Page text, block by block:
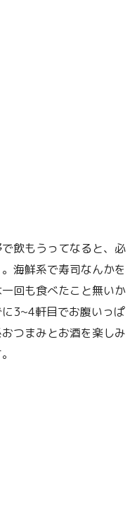
飲もうってなると、必
海鮮系で寿司なんかを
回も食べたこと無いか
3~4軒目でお腹いっぱ
つまみとお酒を楽しみ